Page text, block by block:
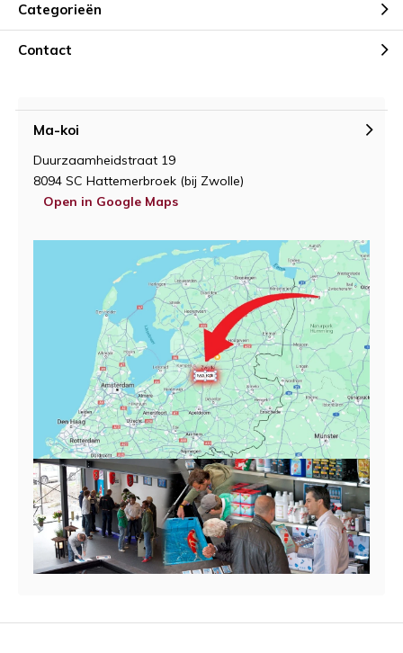
Categorieën
Contact
Ma-koi
Duurzaamheidstraat 19
8094 SC Hattemerbroek (bij Zwolle)
Open in Google Maps